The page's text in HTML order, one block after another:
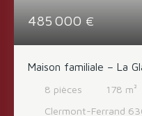
485 000 €
Maison familiale – La Glacière -
chambres – Terrain
8 pièces 178 m²
Clermont-Ferrand